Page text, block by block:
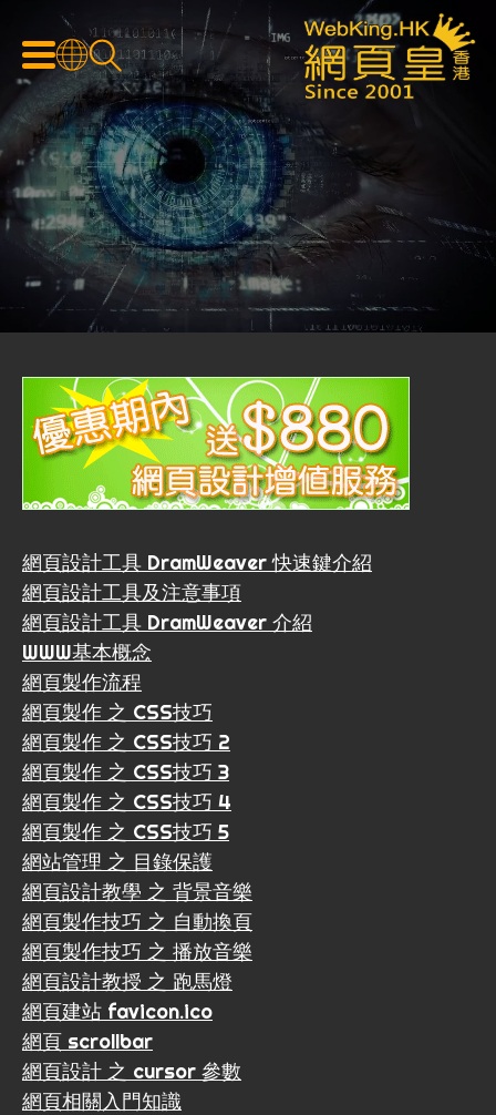
網頁設計工具 DramWeaver 快速鍵介紹
網頁設計工具及注意事項
網頁設計工具 DramWeaver 介紹
WWW基本概念
網頁製作流程
網頁製作 之 CSS技巧
網頁製作 之 CSS技巧 2
網頁製作 之 CSS技巧 3
網頁製作 之 CSS技巧 4
網頁製作 之 CSS技巧 5
網站管理 之 目錄保護
網頁設計教學 之 背景音樂
網頁製作技巧 之 自動換頁
網頁製作技巧 之 播放音樂
網頁設計教授 之 跑馬燈
網頁建站 favicon.ico
網頁 scrollbar
網頁設計 之 cursor 參數
網頁相關入門知識